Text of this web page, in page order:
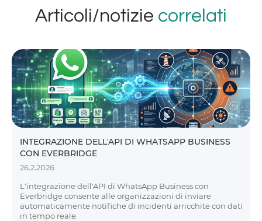
Articoli/notizie correlati
INTEGRAZIONE DELL'API DI WHATSAPP BUSINESS
CON EVERBRIDGE
26.2.2026
L'integrazione dell'API di WhatsApp Business con
Everbridge consente alle organizzazioni di inviare
automaticamente notifiche di incidenti arricchite con dati
in tempo reale.